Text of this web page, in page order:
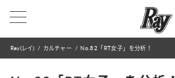
Ray(レイ) カルチャー No.82「RT女子」を分析！